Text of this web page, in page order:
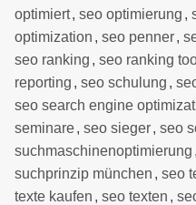
optimiert, seo optimierung ,
optimization , seo penner,
seo ranking , seo ranking
reporting , seo schulung ,
seo search engine
seminare, seo sieger, seo
suchmaschinenoptimierung ,
suchprinzip münchen , seo
texte kaufen , seo texten ,